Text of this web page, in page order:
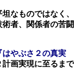
なものではなく、
者、関係者の苦闘
はやぶさ２の真実
計画実現に至るまで